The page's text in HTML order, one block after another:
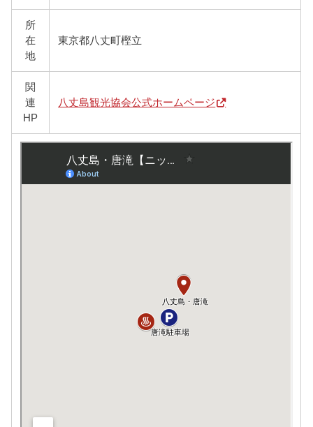
所
在
地
東京都八丈町樫立
関
連
HP
八丈島観光協会公式ホームページ